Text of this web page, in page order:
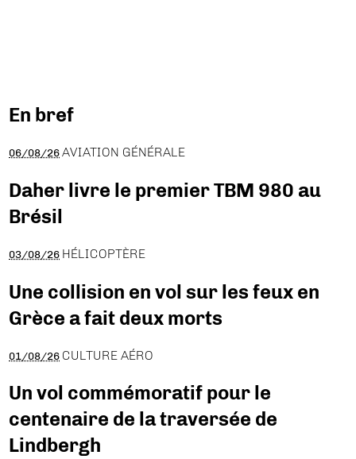
En bref
06/08/26 AVIATION GÉNÉRALE
Daher livre le premier TBM 980 au
Brésil
03/08/26 HÉLICOPTÈRE
Une collision en vol sur les feux en
Grèce a fait deux morts
01/08/26 CULTURE AÉRO
Un vol commémoratif pour le
centenaire de la traversée de
Lindbergh